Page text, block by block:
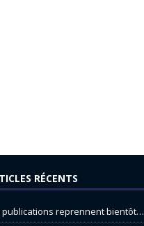
RÉCENTS
publications reprennent bientôt…